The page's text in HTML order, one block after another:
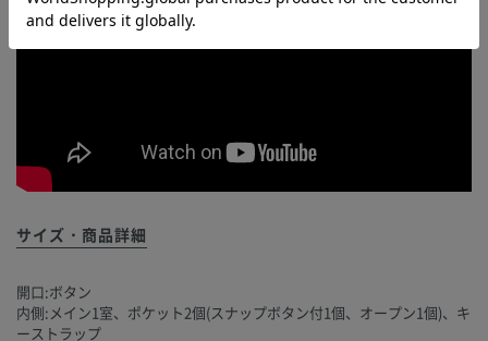
サイズ・商品詳細
開口:ボタン
内側:メイン1室、ポケット2個(スナップボタン付1個、オープン1個)、キ
ーストラップ